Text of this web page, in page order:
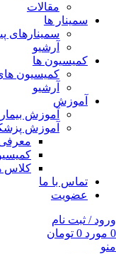
مقالات
سمینار ها
سمینارهای
آرشیو
کمیسیون ها
کمیسیون
آرشیو
آموزش
آموزش
آموزش
کلاس
تماس با ما
عضویت
ورود / ثبت نام
0 مورد 0 تومان
منو